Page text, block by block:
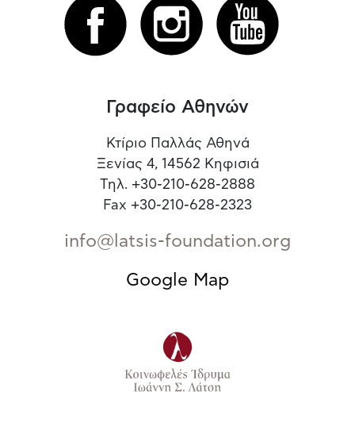
Γραφείο Αθηνών
Κτίριο Παλλάς Αθηνά
Ξενίας 4, 14562 Κηφισιά
Τηλ. +30-210-628-2888
Fax +30-210-628-2323
info@latsis-foundation.org
Google Map